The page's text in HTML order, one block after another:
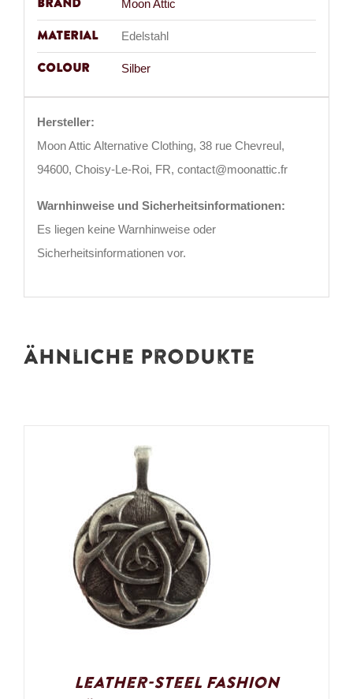
Brand Moon Attic
Material Edelstahl
Colour Silber
Hersteller:
Moon Attic Alternative Clothing, 38 rue Chevreul,
94600, Choisy-Le-Roi, FR, contact@moonattic.fr
Warnhinweise und Sicherheitsinformationen:
Es liegen keine Warnhinweise oder
Sicherheitsinformationen vor.
Ähnliche Produkte
Leather-Steel Fashion